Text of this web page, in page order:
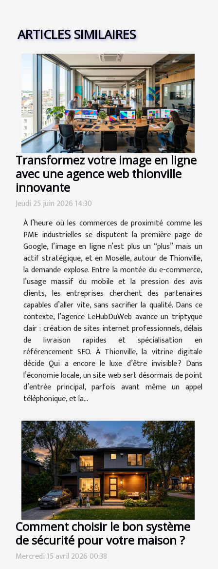
ARTICLES SIMILAIRES
Transformez votre image en ligne
avec une agence web thionville
innovante
Jeudi 25 juin 2026 14:30
À l’heure où les commerces de proximité comme les
PME industrielles se disputent la première page de
Google, l’image en ligne n’est plus un “plus” mais un
actif stratégique, et en Moselle, autour de Thionville,
la demande explose. Entre la montée du e-commerce,
l’usage massif du mobile et la pression des avis
clients, les entreprises cherchent des partenaires
capables d’aller vite, sans sacrifier la qualité. Dans ce
contexte, l’agence LeHubDuWeb avance un triptyque
clair : création de sites internet professionnels, délais
de livraison rapides et spécialisation en
référencement SEO. À Thionville, la vitrine digitale
décide Qui a encore le luxe d’être invisible ? Dans
l’économie locale, un site web sert désormais de point
d’entrée principal, parfois avant même un appel
téléphonique, et la...
Comment choisir le bon système
de sécurité pour votre maison ?
Mercredi 15 avril 2026 00:38